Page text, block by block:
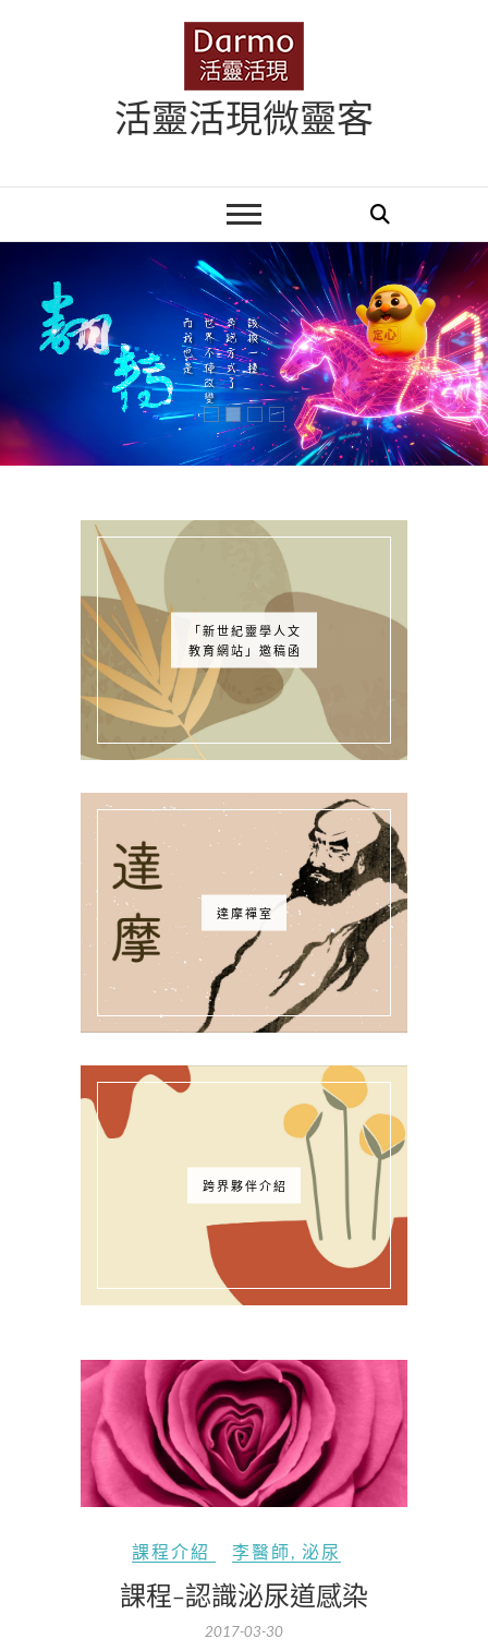
活靈活現微靈客
「新世紀靈學人文
教育網站」邀稿函
達摩禪室
跨界夥伴介紹
課程介紹 李醫師, 泌尿
課程-認識泌尿道感染
2017-03-30